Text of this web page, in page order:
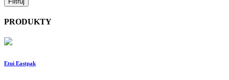
PRODUKTY
Etui Eastpak